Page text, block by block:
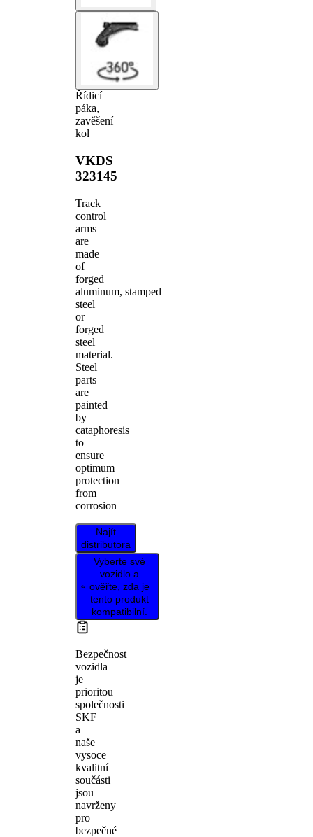
Řídicí
páka,
zavěšení
kol
VKDS
323145
Track
control
arms
are
made
of
forged
aluminum, stamped
steel
or
forged
steel
material.
Steel
parts
are
painted
by
cataphoresis
to
ensure
optimum
protection
from
corrosion
Najít
distributora
Vyberte své
vozidlo a
ověřte, zda je
tento produkt
kompatibilní.
Bezpečnost
vozidla
je
prioritou
společnosti
SKF
a
naše
vysoce
kvalitní
součásti
jsou
navrženy
pro
bezpečné